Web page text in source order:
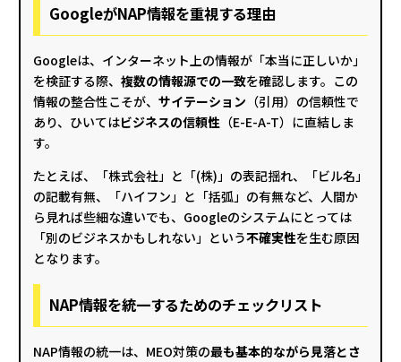
GoogleがNAP情報を重視する理由
Googleは、インターネット上の情報が「本当に正しいか」
を検証する際、 複数の情報源での一致を確認します。この
情報の整合性こそが、 サイテーション （引用）の信頼性で
あり、ひいてはビジネスの信頼性（E-E-A-T）に直結しま
す。
たとえば、「株式会社」と「(株)」の表記揺れ、「ビル名」
の記載有無、「ハイフン」と「括弧」の有無など、人間か
ら見れば些細な違いでも、Googleのシステムにとっては
「別のビジネスかもしれない」という不確実性を生む原因
となります。
NAP情報を統一するためのチェックリスト
NAP情報の統一は、MEO対策の最も基本的ながら見落とさ